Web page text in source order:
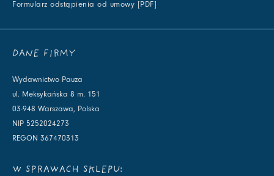
Formularz odstąpienia od umowy [PDF]
DANE FIRMY
Wydawnictwo Pauza
ul. Meksykańska 8 m. 151
03-948 Warszawa, Polska
NIP 5252024273
REGON 367470313
W SPRAWACH SKLEPU: